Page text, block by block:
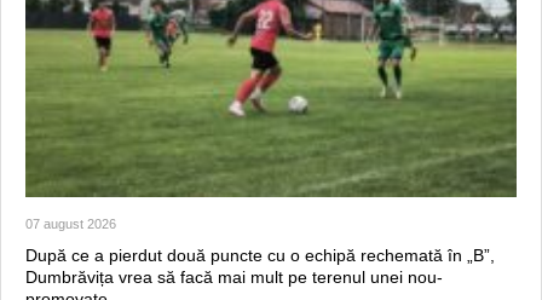
07 august 2026
După ce a pierdut două puncte cu o echipă rechemată în „B”,
Dumbrăvița vrea să facă mai mult pe terenul unei nou-